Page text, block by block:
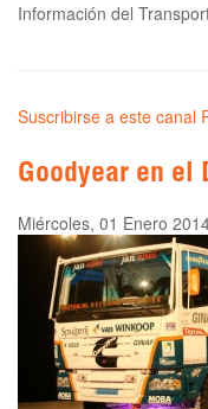
Información del
Suscribirse a este canal
Goodyear en el
Miércoles, 01 Enero